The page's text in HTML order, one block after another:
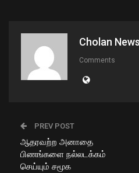
Cholan News
Comments
PREV POST
ஆதரவற்ற அனாதை
பிணங்களை நல்லடக்கம்
செய்யும் சமூக